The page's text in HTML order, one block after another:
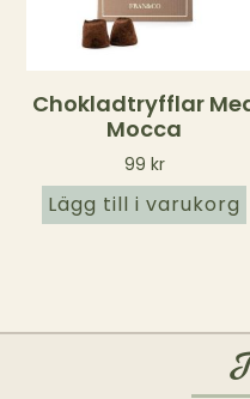
Chokladtryfflar
Mocca
99 kr
Lägg till i varukorg